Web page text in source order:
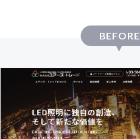
BEFORE